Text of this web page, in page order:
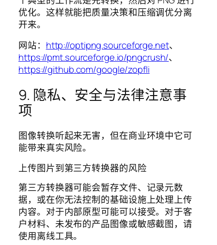
优化。这样就能把质量决策和压缩调优分离
开来。
网站： http://optipng.sourceforge.net、
https://pmt.sourceforge.io/pngcrush/、
https://github.com/google/zopfli
9. 隐私、安全与法律注意事
项
图像转换听起来无害，但在商业环境中它可
能带来真实风险。
上传图片到第三方转换器的风险
第三方转换器可能会暂存文件、记录元数
据，或在你无法控制的基础设施上处理上传
内容。对于内部原型可能可以接受。对于客
户材料、未发布的产品图像或敏感截图，请
使用离线工具。